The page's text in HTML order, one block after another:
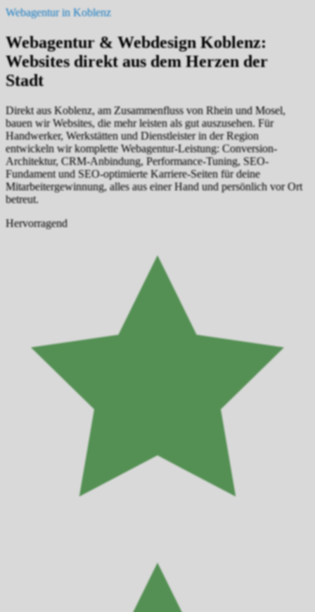
Webagentur in Koblenz
Webagentur & Webdesign Koblenz:
Websites direkt aus dem Herzen der
Stadt
Direkt aus Koblenz, am Zusammenfluss von Rhein und Mosel,
bauen wir Websites, die mehr leisten als gut auszusehen. Für
Handwerker, Werkstätten und Dienstleister in der Region
entwickeln wir komplette Webagentur-Leistung: Conversion-
Architektur, CRM-Anbindung, Performance-Tuning, SEO-
Fundament und SEO-optimierte Karriere-Seiten für deine
Mitarbeitergewinnung, alles aus einer Hand und persönlich vor Ort
betreut.
Hervorragend